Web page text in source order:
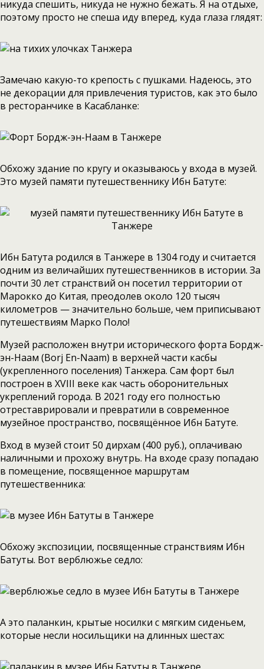
никуда спешить, никуда не нужно бежать. Я на отдыхе,
поэтому просто не спеша иду вперед, куда глаза глядят:
Замечаю какую-то крепость с пушками. Надеюсь, это
не декорации для привлечения туристов, как это было
в ресторанчике в Касабланке:
Обхожу здание по кругу и оказываюсь у входа в музей.
Это музей памяти путешественнику Ибн Батуте:
Ибн Батута родился в Танжере в 1304 году и считается
одним из величайших путешественников в истории. За
почти 30 лет странствий он посетил территории от
Марокко до Китая, преодолев около 120 тысяч
километров — значительно больше, чем приписывают
путешествиям Марко Поло!
Музей расположен внутри исторического форта Бордж-
эн-Наам (Borj En-Naam) в верхней части касбы
(укрепленного поселения) Танжера. Сам форт был
построен в XVIII веке как часть оборонительных
укреплений города. В 2021 году его полностью
отреставрировали и превратили в современное
музейное пространство, посвящённое Ибн Батуте.
Вход в музей стоит 50 дирхам (400 руб.), оплачиваю
наличными и прохожу внутрь. На входе сразу попадаю
в помещение, посвященное маршрутам
путешественника:
Обхожу экспозиции, посвященные странствиям Ибн
Батуты. Вот верблюжье седло:
А это паланкин, крытые носилки с мягким сиденьем,
которые несли носильщики на длинных шестах: